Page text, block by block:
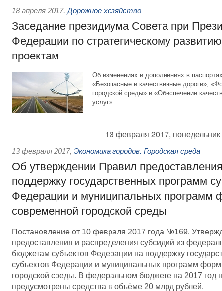
18 апреля 2017, Дорожное хозяйство
Заседание президиума Совета при
Федерации по стратегическому
проектам
Об изменениях и дополнениях в
«Безопасные и качественные дороги»,
городской среды» и «Обеспечение
услуг»
13 февраля 2017, понедельник
13 февраля 2017, Экономика городов. Городская среда
Об утверждении Правил
поддержку государственных программ
Федерации и муниципальных программ
современной городской среды
Постановление от 10 февраля 2017 года №169.
предоставления и распределения субсидий из
бюджетам субъектов Федерации на поддержку
субъектов Федерации и муниципальных программ
городской среды. В федеральном бюджете на 2017 год
предусмотрены средства в объёме 20 млрд рублей.